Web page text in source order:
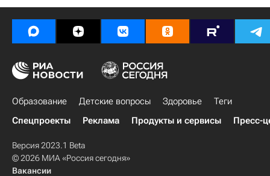
Образование Детские вопросы Здоровье
Теги
Спецпроекты
Реклама Продукты и сервисы Пресс-
Версия 2023.1 Beta
© 2026 МИА «Россия сегодня»
Вакансии